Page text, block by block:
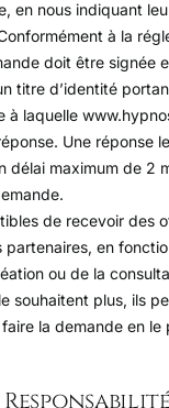
en nous indiquant
à la
doit être signée
titre d’identité
à laquelle
Une réponse
délai maximum de 2
de recevoir des
partenaires, en
ou de la
souhaitent plus, ils
la demande en le